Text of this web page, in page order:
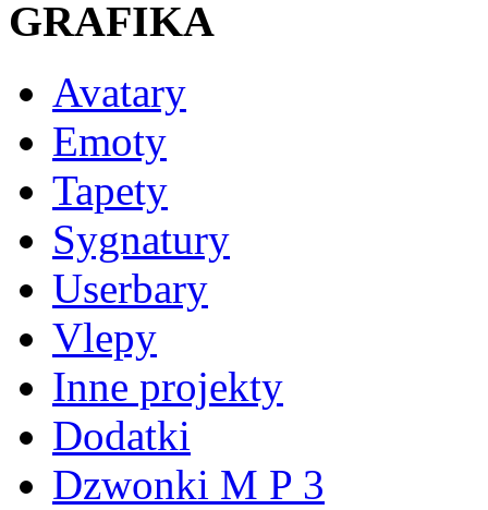
GRAFIKA
Avatary
Emoty
Tapety
Sygnatury
Userbary
Vlepy
Inne projekty
Dodatki
Dzwonki M P 3